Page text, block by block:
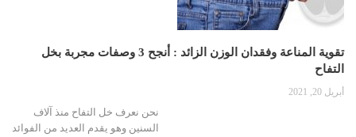
تقوية المناعة وفقدان الوزن الزائد : أنجح 3 وصفات مجربة بخل
التفاح
أبريل 20, 2021
نحن نعرف خل التفاح منذ آلاف
السنين وهو يقدم العديد من الفوائد